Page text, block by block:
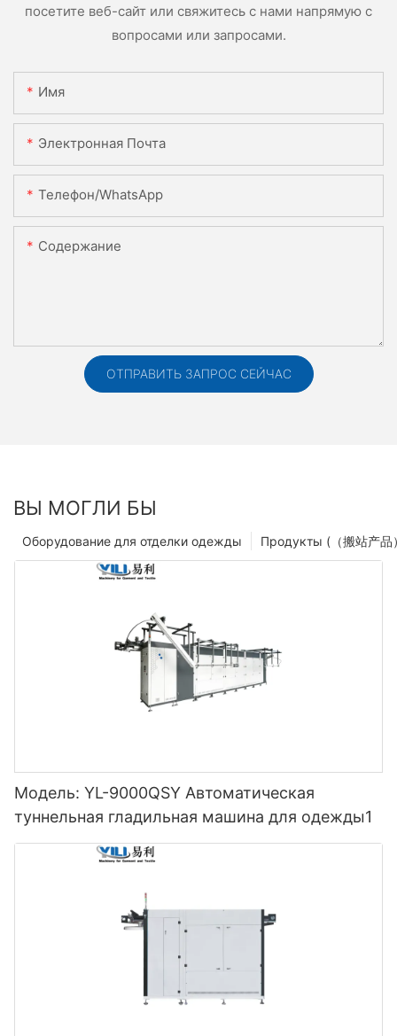
посетите веб-сайт или свяжитесь с нами напрямую с
вопросами или запросами.
Имя
Электронная Почта
Телефон/WhatsApp
Содержание
ОТПРАВИТЬ ЗАПРОС СЕЙЧАС
ВЫ МОГЛИ БЫ
Продукты (（搬站产品
Оборудование для отделки одежды
Модель: YL-9000QSY Автоматическая
туннельная гладильная машина для одежды1